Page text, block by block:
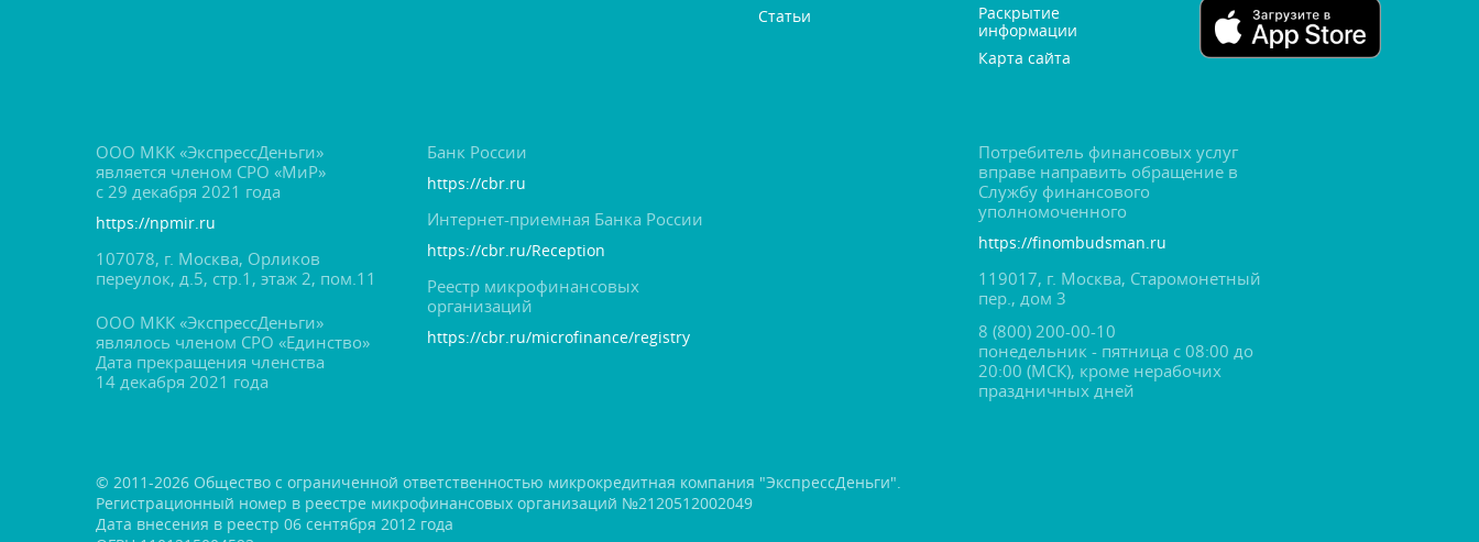
Статьи
Раскрытие
информации
Карта сайта
ООО МКК «ЭкспрессДеньги»
является членом СРО «МиР»
с 29 декабря 2021 года
https://npmir.ru
107078, г. Москва, Орлико
переулок, д.5, стр.1, этаж 2, пом.11
ООО МКК «ЭкспрессДеньги»
являлось членом СРО «Единство»
Дата прекращения членства
14 декабря 2021 года
Банк России
https://cbr.ru
Интернет-приемная Банка России
https://cbr.ru/Reception
Реестр микрофинансовых
организаций
https://cbr.ru/microfinance/registry
Потребитель финансовых услу
праве направить обращение
Службу финансового
уполномоченного
https://finombudsman.ru
119017, г. Москва, Старомонетный
пер., дом 3
8 (800) 200-00-10
понедельник - пятница с 08:00 до
20:00 (МСК), кроме нерабочих
праздничных дней
© 2011-2026 Общество с ограниченной ответственностью микрокредитная компания "ЭкспрессДеньги".
Регистрационный номер в реестре микрофинансовых организаций №2120512002049
Дата внесения в реестр 06 сентября 2012 года